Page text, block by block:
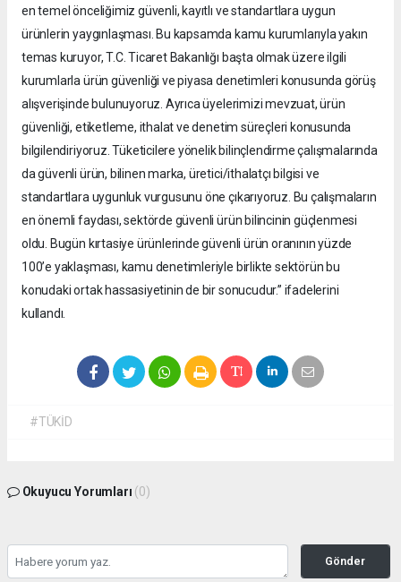
en temel önceliğimiz güvenli, kayıtlı ve standartlara uygun
ürünlerin yaygınlaşması. Bu kapsamda kamu kurumlarıyla yakın
temas kuruyor, T.C. Ticaret Bakanlığı başta olmak üzere ilgili
kurumlarla ürün güvenliği ve piyasa denetimleri konusunda görüş
alışverişinde bulunuyoruz. Ayrıca üyelerimizi mevzuat, ürün
güvenliği, etiketleme, ithalat ve denetim süreçleri konusunda
bilgilendiriyoruz. Tüketicilere yönelik bilinçlendirme çalışmalarında
da güvenli ürün, bilinen marka, üretici/ithalatçı bilgisi ve
standartlara uygunluk vurgusunu öne çıkarıyoruz. Bu çalışmaların
en önemli faydası, sektörde güvenli ürün bilincinin güçlenmesi
oldu. Bugün kırtasiye ürünlerinde güvenli ürün oranının yüzde
100’e yaklaşması, kamu denetimleriyle birlikte sektörün bu
konudaki ortak hassasiyetinin de bir sonucudur.” ifadelerini
kullandı.
#TÜKİD
Okuyucu Yorumları (0)
Gönder